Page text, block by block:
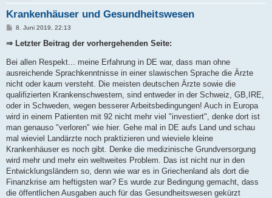
Krankenhäuser und Gesundheitswesen
B
a
g
8. Juni 2019, 22:13
⇒ Letzter Beitrag der vorhergehenden Seite:
Bei allen Respekt... meine Erfahrung in DE war, dass man ohne
ausreichende Sprachkenntnisse in einer slawischen Sprache die Ärzte
nicht oder kaum versteht. Die meisten deutschen Ärzte sowie die
qualifizierten Krankenschwestern, sind entweder in der Schweiz, GB,IRE,
oder in Schweden, wegen besserer Arbeitsbedingungen! Auch in Europa
wird in einem Patienten mit 92 nicht mehr viel "investiert", denke dort ist
man genauso "verloren" wie hier. Gehe mal in DE aufs Land und schau
mal wieviel Landärzte noch praktizieren und wieviele kleine
Krankenhäuser es noch gibt. Denke die medizinische Grundversorgung
wird mehr und mehr ein weltweites Problem. Das ist nicht nur in den
Entwicklungsländern so, denn wie war es in Griechenland als dort die
Finanzkrise am heftigsten war? Es wurde zur Bedingung gemacht, dass
die öffentlichen Ausgaben auch für das Gesundheitswesen gekürzt